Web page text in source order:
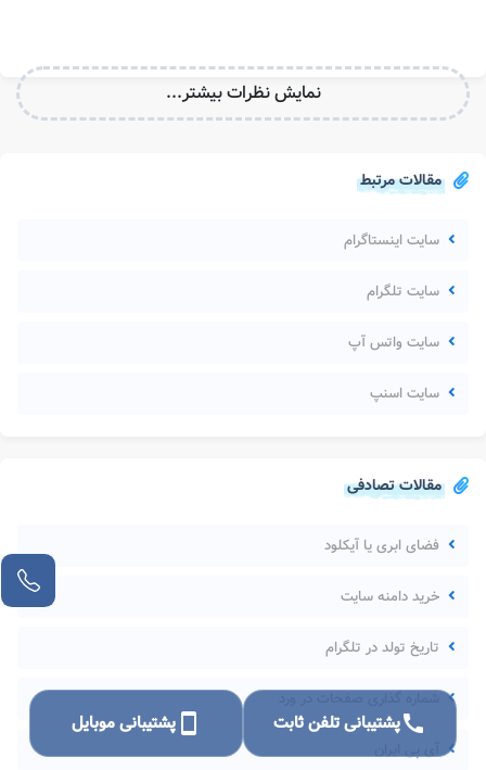
مقالات مرتبط
سایت اینستاگرام
سایت تلگرام
سایت واتس آپ
سایت اسنپ
مقالات تصادفی
فضای ابری یا آیکلود
خرید دامنه سایت
تاریخ تولد در تلگرام
نمایش نظرات بیشتر...
callپشتیبانی تلفن ثابت smartphoneپشتیبانی موبایل